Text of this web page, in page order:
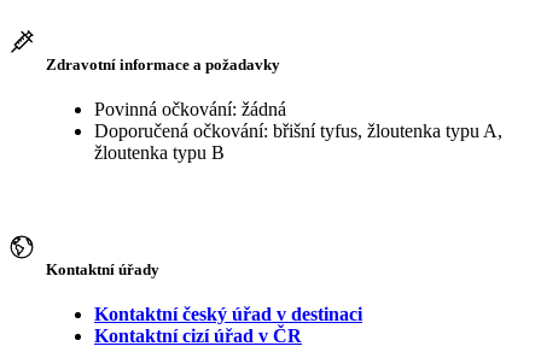
Zdravotní informace a požadavky
Povinná očkování: žádná
Doporučená očkování: břišní tyfus, žloutenka typu A,
žloutenka typu B
Kontaktní úřady
Kontaktní český úřad v destinaci
Kontaktní cizí úřad v ČR